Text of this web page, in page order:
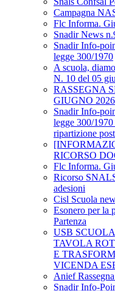
Campagna
Flc Informa.
Snadir News
Snadir Info-
legge 300/1970
A scuola,
N. 10 del 05
RASSEGNA
GIUGNO 2026
Snadir Info-
legge 300/
ripartizione
RICORSO
Flc Informa.
Ricorso
adesioni
Cisl Scuola
Esonero per la
Partenza
USB
TAVOLA
E
VICENDA
Anief
Snadir Info-